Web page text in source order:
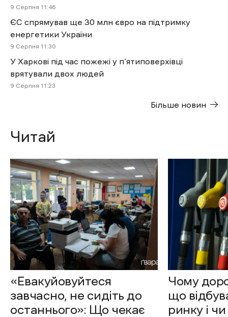
9 Cерпня 11:46
ЄС спрямував ще 30 млн євро на підтримку
енергетики України
9 Cерпня 11:30
У Харкові під час пожежі у п’ятиповерхівці
врятували двох людей
9 Cерпня 11:23
Більше новин
Читай
«Евакуйовуйтеся
завчасно, не сидіть до
останнього»: Що чекає
Чому
що
ринку і